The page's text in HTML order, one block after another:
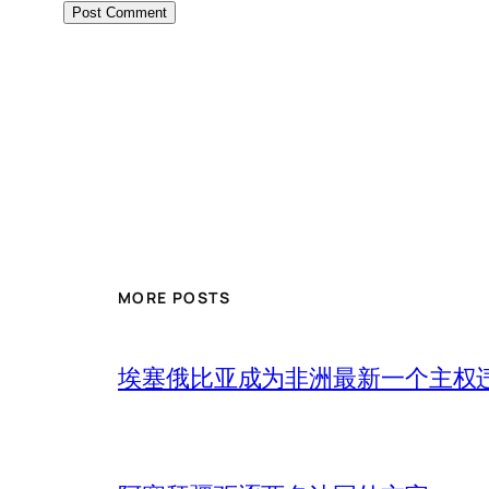
MORE POSTS
埃塞俄比亚成为非洲最新一个主权